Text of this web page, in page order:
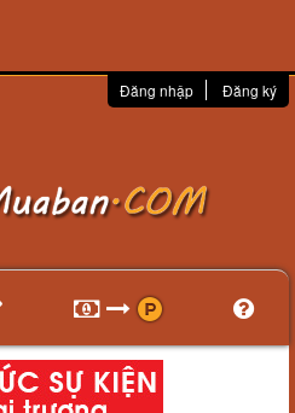
Đăng nhập Đăng ký